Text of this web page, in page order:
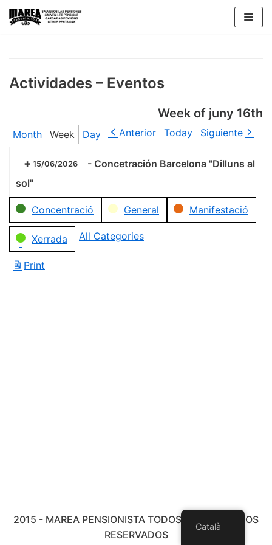
Skip
Actividades – Eventos
Week of juny 16th
Month Week Day Anterior Today Siguiente
15/06/2026 - Concetración Barcelona "Dilluns al
sol"
Categories
Concentració General Manifestació
Xerrada All Categories
Print
2015 - MAREA PENSIONISTA TODOS LOS DERECHOS
RESERVADOS
Català